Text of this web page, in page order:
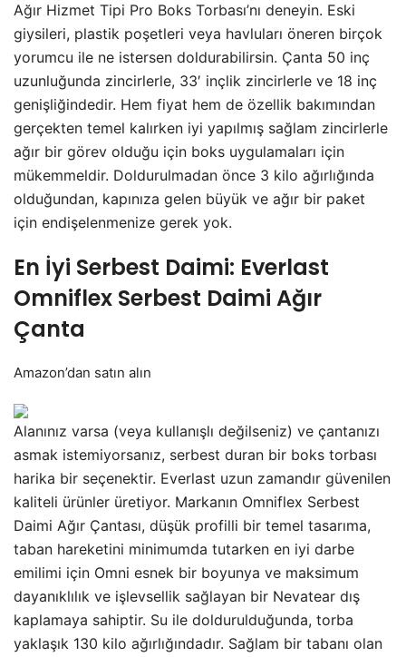
Ağır Hizmet Tipi Pro Boks Torbası’nı deneyin. Eski
giysileri, plastik poşetleri veya havluları öneren birçok
yorumcu ile ne istersen doldurabilirsin. Çanta 50 inç
uzunluğunda zincirlerle, 33′ inçlik zincirlerle ve 18 inç
genişliğindedir. Hem fiyat hem de özellik bakımından
gerçekten temel kalırken iyi yapılmış sağlam zincirlerle
ağır bir görev olduğu için boks uygulamaları için
mükemmeldir. Doldurulmadan önce 3 kilo ağırlığında
olduğundan, kapınıza gelen büyük ve ağır bir paket
için endişelenmenize gerek yok.
En İyi Serbest Daimi: Everlast
Omniflex Serbest Daimi Ağır
Çanta
Amazon’dan satın alın
Alanınız varsa (veya kullanışlı değilseniz) ve çantanızı
asmak istemiyorsanız, serbest duran bir boks torbası
harika bir seçenektir. Everlast uzun zamandır güvenilen
kaliteli ürünler üretiyor. Markanın Omniflex Serbest
Daimi Ağır Çantası, düşük profilli bir temel tasarıma,
taban hareketini minimumda tutarken en iyi darbe
emilimi için Omni esnek bir boyunya ve maksimum
dayanıklılık ve işlevsellik sağlayan bir Nevatear dış
kaplamaya sahiptir. Su ile doldurulduğunda, torba
yaklaşık 130 kilo ağırlığındadır. Sağlam bir tabanı olan